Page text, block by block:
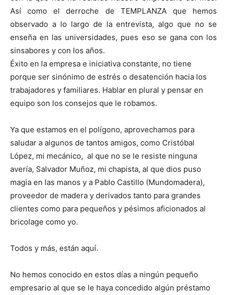
Así como el derroche de TEMPLANZA que hemos
observado a lo largo de la entrevista, algo que no se
enseña en las universidades, pues eso se gana con los
sinsabores y con los años.
Éxito en la empresa e iniciativa constante, no tiene
porque ser sinónimo de estrés o desatención hacia los
trabajadores y familiares. Hablar en plural y pensar en
equipo son los consejos que le robamos.
Ya que estamos en el polígono, aprovechamos para
saludar a algunos de tantos amigos, como Cristóbal
López, mi mecánico, al que no se le resiste ninguna
avería, Salvador Muñoz, mi chapista, al que dios puso
magia en las manos y a Pablo Castillo (Mundomadera),
proveedor de madera y derivados tanto para grandes
clientes como para pequeños y pésimos aficionados al
bricolage como yo.
Todos y más, están aquí.
No hemos conocido en estos días a ningún pequeño
empresario al que se le haya concedido algún préstamo